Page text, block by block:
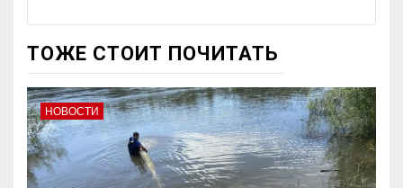
ТОЖЕ СТОИТ ПОЧИТАТЬ
НОВОСТИ